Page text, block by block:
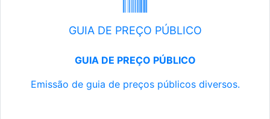
GUIA DE PREÇO PÚBLICO
GUIA DE PREÇO PÚBLICO
Emissão de guia de preços públicos diversos.